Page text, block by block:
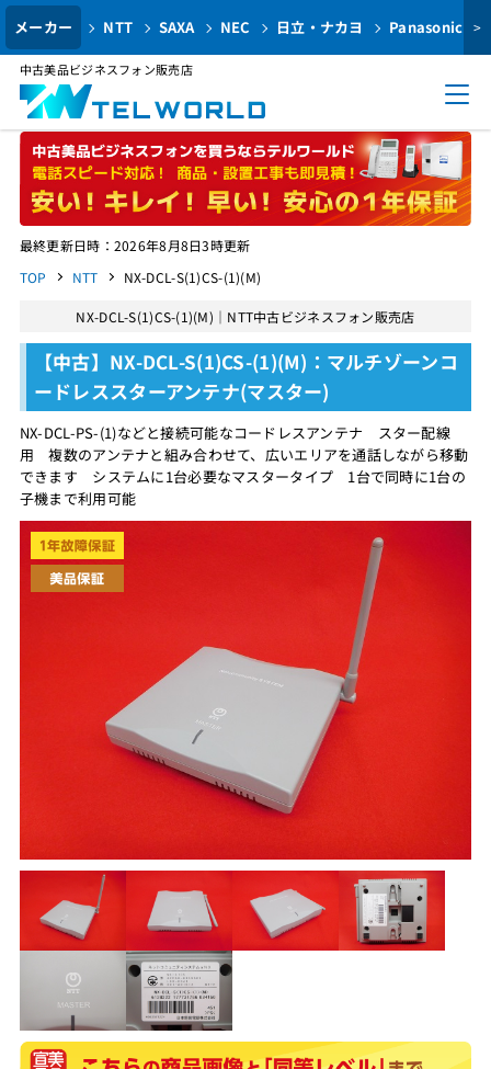
メーカー NTT SAXA NEC 日立・ナカヨ Panasonic >
中古美品ビジネスフォン販売店
最終更新日時：2026年8月8日3時更新
TOP
NTT NX-DCL-S(1)CS-(1)(M)
NX-DCL-S(1)CS-(1)(M)｜NTT中古ビジネスフォン販売店
【中古】NX-DCL-S(1)CS-(1)(M)：マルチゾーンコ
ードレススターアンテナ(マスター)
NX-DCL-PS-(1)などと接続可能なコードレスアンテナ スター配線
用 複数のアンテナと組み合わせて、広いエリアを通話しながら移動
できます システムに1台必要なマスタータイプ 1台で同時に1台の
子機まで利用可能